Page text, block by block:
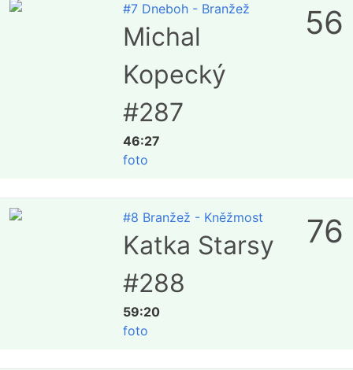
#7 Dneboh - Branžež
Michal
Kopecký
#287
46:27
foto
56
#8 Branžež - Kněžmost
Katka Starsy
#288
59:20
foto
76